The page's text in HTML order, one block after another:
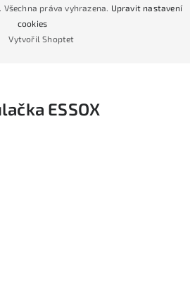
ESSOX
Vytvořil Shoptet
. Všechna práva vyhrazena. Upravit nastavení
cookies
ESSOX